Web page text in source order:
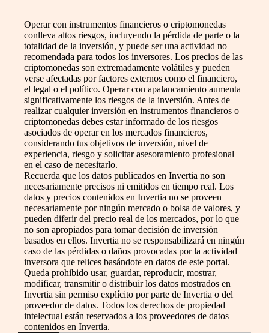
Operar con instrumentos financieros o criptomonedas
conlleva altos riesgos, incluyendo la pérdida de parte o la
totalidad de la inversión, y puede ser una actividad no
recomendada para todos los inversores. Los precios de las
criptomonedas son extremadamente volátiles y pueden
verse afectadas por factores externos como el financiero,
el legal o el político. Operar con apalancamiento aumenta
significativamente los riesgos de la inversión. Antes de
realizar cualquier inversión en instrumentos financieros o
criptomonedas debes estar informado de los riesgos
asociados de operar en los mercados financieros,
considerando tus objetivos de inversión, nivel de
experiencia, riesgo y solicitar asesoramiento profesional
en el caso de necesitarlo.
Recuerda que los datos publicados en Invertia no son
necesariamente precisos ni emitidos en tiempo real. Los
datos y precios contenidos en Invertia no se proveen
necesariamente por ningún mercado o bolsa de valores, y
pueden diferir del precio real de los mercados, por lo que
no son apropiados para tomar decisión de inversión
basados en ellos. Invertia no se responsabilizará en ningún
caso de las pérdidas o daños provocadas por la actividad
inversora que relices basándote en datos de este portal.
Queda prohibido usar, guardar, reproducir, mostrar,
modificar, transmitir o distribuir los datos mostrados en
Invertia sin permiso explícito por parte de Invertia o del
proveedor de datos. Todos los derechos de propiedad
intelectual están reservados a los proveedores de datos
contenidos en Invertia.